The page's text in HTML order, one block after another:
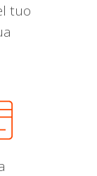
tuo